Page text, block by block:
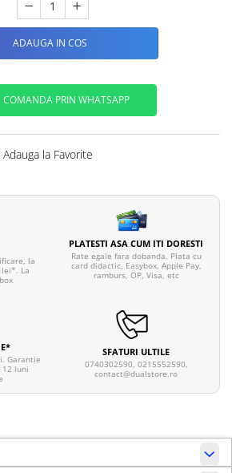
ADAUGA IN COS
COMANDA PRIN WHATSAPP
Adauga la Favorite
la
lei*. La
PLATESTI ASA CUM ITI DORESTI
Rate egale fara dobanda, Plata cu
card didactic, Easybox, Apple Pay,
ramburs, OP, Visa, etc
Garantie
12 luni
SFATURI ULTILE
0740302590, 0215552590,
contact@dualstore.ro